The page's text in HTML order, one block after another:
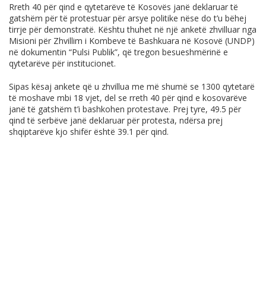
Rreth 40 për qind e qytetarëve të Kosovës janë deklaruar të
gatshëm për të protestuar për arsye politike nëse do t’u bëhej
tirrje për demonstratë. Kështu thuhet në një anketë zhvilluar nga
Misioni për Zhvillim i Kombeve të Bashkuara në Kosovë (UNDP)
në dokumentin “Pulsi Publik”, që tregon besueshmërinë e
qytetarëve për institucionet.
Sipas kësaj ankete që u zhvillua me më shumë se 1300 qytetarë
të moshave mbi 18 vjet, del se rreth 40 për qind e kosovarëve
janë të gatshëm t’i bashkohen protestave. Prej tyre, 49.5 për
qind të serbëve janë deklaruar për protesta, ndërsa prej
shqiptarëve kjo shifër është 39.1 për qind.